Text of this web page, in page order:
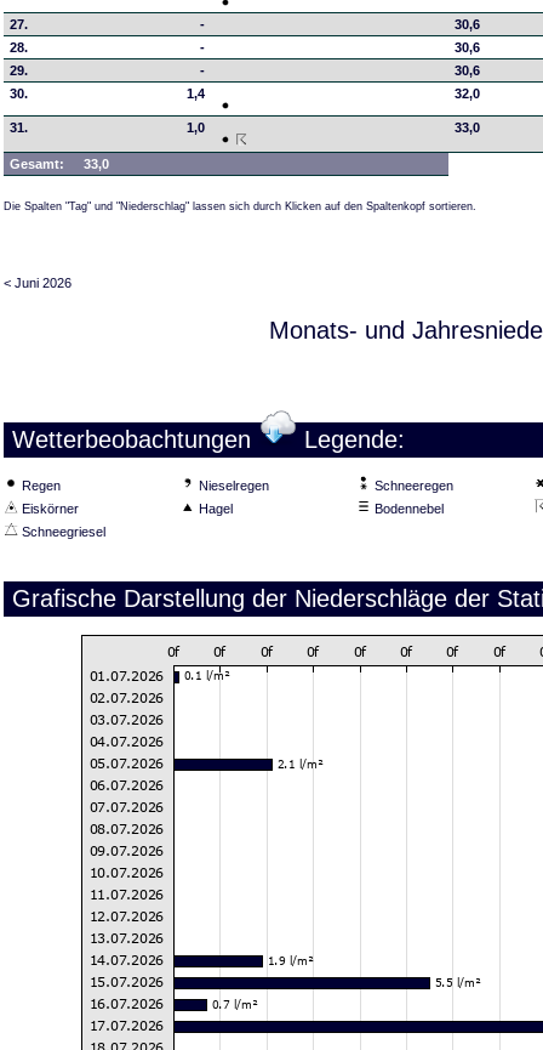
27. -
30,6
28.
-
30,6
29.
-
30,6
30.
1,4 32,0
31. 1,0 33,0
Gesamt: 33,0
Die Spalten "Tag" und "Niederschlag" lassen sich durch Klicken auf den Spaltenkopf sortieren.
< Juni 2026
Monats- und
Wetterbeobachtungen Legende:
Regen Nieselregen
Schneeregen
Eiskörner
Hagel
Bodennebel
Schneegriesel
Grafische Darstellung der Niederschläge der